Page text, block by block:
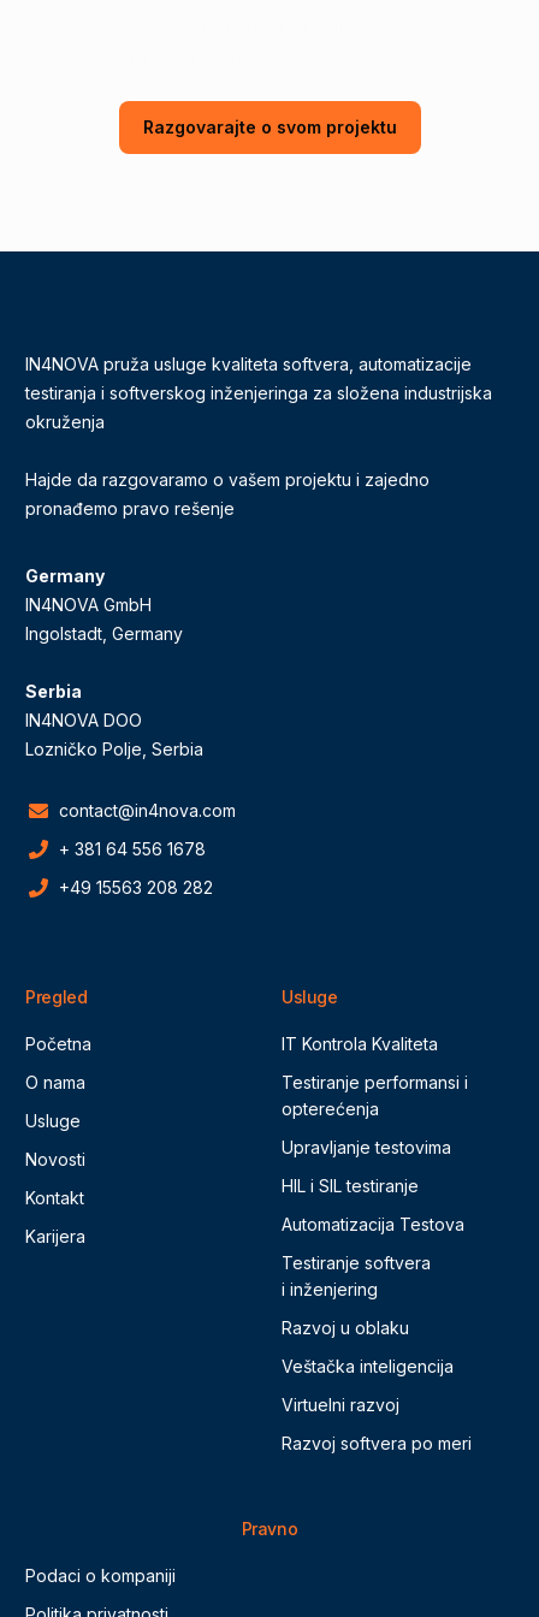
Razgovarajte o svom projektu
IN4NOVA pruža usluge kvaliteta softvera, automatizacije
testiranja i softverskog inženjeringa za složena industrijska
okruženja
Hajde da razgovaramo o vašem projektu i zajedno
pronađemo pravo rešenje
Germany
IN4NOVA GmbH
Ingolstadt, Germany
Serbia
IN4NOVA DOO
Lozničko Polje, Serbia
contact@in4nova.com
+ 381 64 556 1678
+49 15563 208 282
Pregled
Početna
O nama
Usluge
Novosti
Kontakt
Karijera
Usluge
IT Kontrola Kvaliteta
Testiranje performansi i
opterećenja
Upravljanje testovima
HIL i SIL testiranje
Automatizacija Testova
Testiranje softvera
i inženjering
Razvoj u oblaku
Veštačka inteligencija
Virtuelni razvoj
Razvoj softvera po meri
Pravno
Podaci o kompaniji